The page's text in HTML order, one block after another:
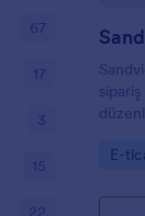
Go
E-
67
17
3
15
22